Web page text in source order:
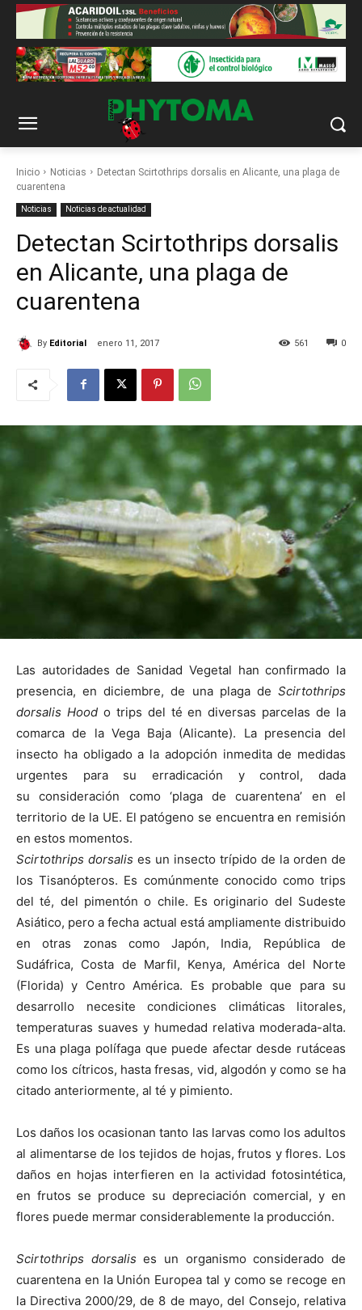
Inicio Noticias
Detectan Scirtothrips dorsalis en Alicante, una plaga de
cuarentena
Noticias Noticias de actualidad
Detectan Scirtothrips dorsalis
en Alicante, una plaga de
cuarentena
By Editorial enero 11, 2017 0
561
Las autoridades de Sanidad Vegetal han confirmado la
presencia, en diciembre, de una plaga de Scirtothrips
dorsalis Hood o trips del té en diversas parcelas de la
comarca de la Vega Baja (Alicante). La presencia del
insecto ha obligado a la adopción inmedita de medidas
urgentes para su erradicación y control, dada
su consideración como ‘plaga de cuarentena’ en el
territorio de la UE. El patógeno se encuentra en remisión
en estos momentos.
Scirtothrips dorsalis es un insecto trípido de la orden de
los Tisanópteros. Es comúnmente conocido como trips
del té, del pimentón o chile. Es originario del Sudeste
Asiático, pero a fecha actual está ampliamente distribuido
en otras zonas como Japón, India, República de
Sudáfrica, Costa de Marfil, Kenya, América del Norte
(Florida) y Centro América. Es probable que para su
desarrollo necesite condiciones climáticas litorales,
temperaturas suaves y humedad relativa moderada-alta.
Es una plaga polífaga que puede afectar desde rutáceas
como los cítricos, hasta fresas, vid, algodón y como se ha
citado anteriormente, al té y pimiento.
Los daños los ocasionan tanto las larvas como los adultos
al alimentarse de los tejidos de hojas, frutos y flores. Los
daños en hojas interfieren en la actividad fotosintética,
en frutos se produce su depreciación comercial, y en
flores puede mermar considerablemente la producción.
Scirtothrips dorsalises un organismo considerado de
cuarentena en la Unión Europea tal y como se recoge en
la Directiva 2000/29, de 8 de mayo, del Consejo, relativa